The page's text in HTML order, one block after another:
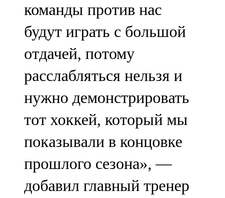
команды против нас
будут играть с большой
отдачей, потому
расслабляться нельзя и
нужно демонстрировать
тот хоккей, который мы
показывали в концовке
прошлого сезона», —
добавил главный тренер